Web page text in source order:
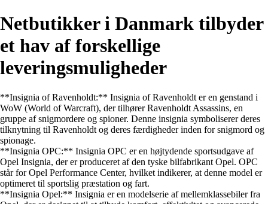
Netbutikker i Danmark tilbyder
et hav af forskellige
leveringsmuligheder
**Insignia of Ravenholdt:** Insignia of Ravenholdt er en genstand i
WoW (World of Warcraft), der tilhører Ravenholdt Assassins, en
gruppe af snigmordere og spioner. Denne insignia symboliserer deres
tilknytning til Ravenholdt og deres færdigheder inden for snigmord og
spionage.
**Insignia OPC:** Insignia OPC er en højtydende sportsudgave af
Opel Insignia, der er produceret af den tyske bilfabrikant Opel. OPC
står for Opel Performance Center, hvilket indikerer, at denne model er
optimeret til sportslig præstation og fart.
**Insignia Opel:** Insignia er en modelserie af mellemklassebiler fra